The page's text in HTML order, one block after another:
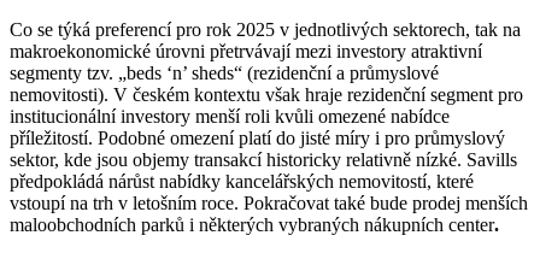
Co se týká preferencí pro rok 2025 v jednotlivých sektorech, tak na
makroekonomické úrovni přetrvávají mezi investory atraktivní
segmenty tzv. „beds ‘n’ sheds“ (rezidenční a průmyslové
nemovitosti). V českém kontextu však hraje rezidenční segment pro
institucionální investory menší roli kvůli omezené nabídce
příležitostí. Podobné omezení platí do jisté míry i pro průmyslový
sektor, kde jsou objemy transakcí historicky relativně nízké. Savills
předpokládá nárůst nabídky kancelářských nemovitostí, které
vstoupí na trh v letošním roce. Pokračovat také bude prodej menších
maloobchodních parků i některých vybraných nákupních center.